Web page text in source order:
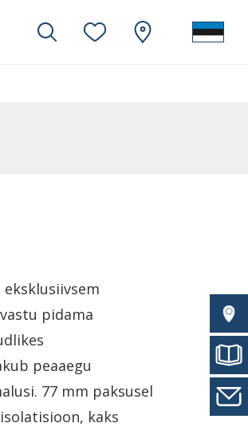
eksklusiivsem
pidama
peaaegu
77 mm paksusel
kaks